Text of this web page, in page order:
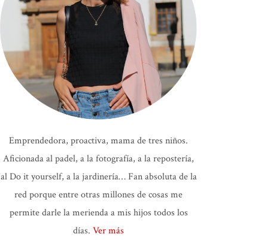
Emprendedora, proactiva, mama de tres niños.
Aficionada al padel, a la fotografía, a la repostería,
al Do it yourself, a la jardinería… Fan absoluta de la
red porque entre otras millones de cosas me
permite darle la merienda a mis hijos todos los
días. Ver más